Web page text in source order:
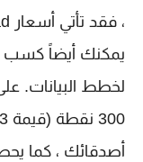
يمكنك أيضاً كسب